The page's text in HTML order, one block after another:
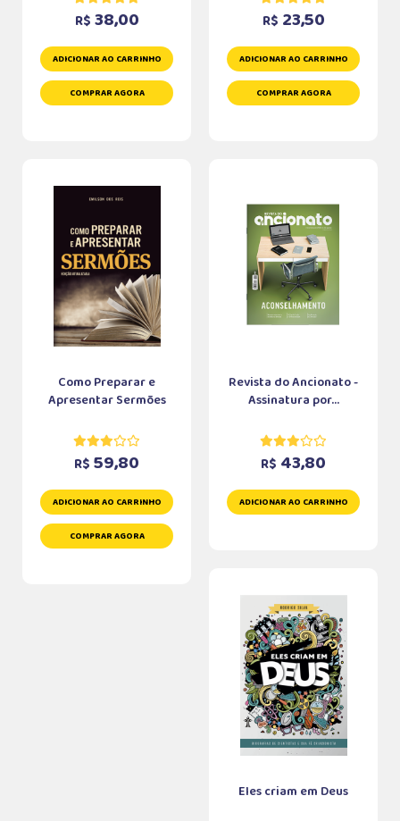
R$ 38,00
ADICIONAR AO CARRINHO
COMPRAR AGORA
R$ 23,50
ADICIONAR AO CARRINHO
COMPRAR AGORA
Como Preparar e
Apresentar Sermões
R$ 59,80
ADICIONAR AO CARRINHO
COMPRAR AGORA
Revista do Ancionato -
Assinatura por...
R$ 43,80
ADICIONAR AO CARRINHO
Eles criam em Deus